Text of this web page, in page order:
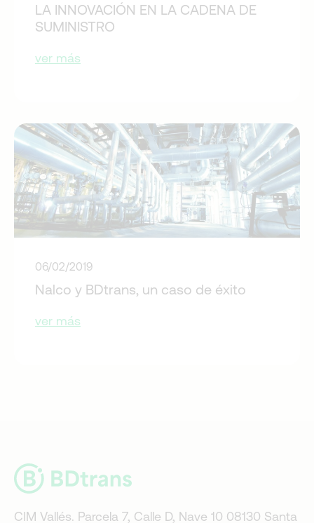
LA INNOVACIÓN EN LA CADENA DE
SUMINISTRO
ver más
06/02/2019
Nalco y BDtrans, un caso de éxito
ver más
CIM Vallés. Parcela 7, Calle D, Nave 10 08130 Santa